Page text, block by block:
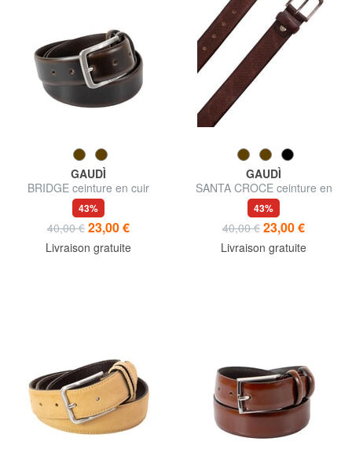
GAUDÌ
BRIDGE ceinture en cuir
43%
40,00 € 23,00 €
Livraison gratuite
GAUDÌ
SANTA CROCE ceinture en
cuir imprimé et arrondi
43%
40,00 € 23,00 €
Livraison gratuite